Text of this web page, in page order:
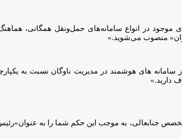
موجود در انواع سامانه‌های حمل‌ونقل همگانی،
منصوب می‌شوید.»
سامانه های هوشمند در مدیریت ناوگان نسبت به
دارید.»
جنابعالی، به موجب این حکم شما را به